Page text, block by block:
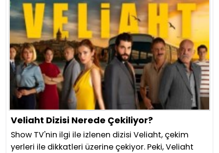
Veliaht Dizisi Nerede Çekiliyor?
Show TV'nin ilgi ile izlenen dizisi Veliaht, çekim
yerleri ile dikkatleri üzerine çekiyor. Peki, Veliaht